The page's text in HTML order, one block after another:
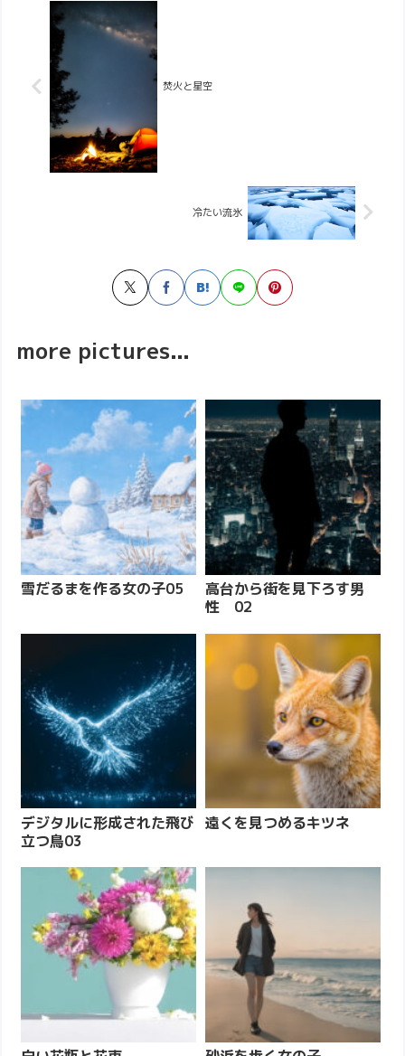
焚火と星空
冷たい流氷
more pictures...
雪だるまを作る女の子05
高台から街を見下ろす男
性 02
デジタルに形成された飛び
立つ鳥03
遠くを見つめるキツネ